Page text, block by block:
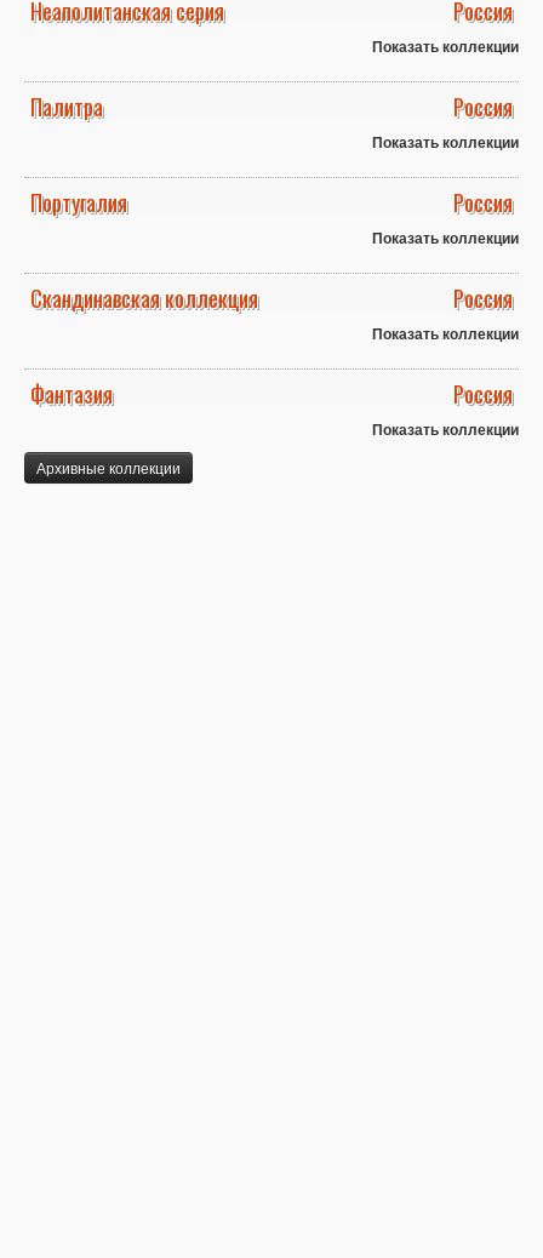
Неаполитанская серия Россия
Показать коллекции
Палитра Россия
Показать коллекции
Португалия Россия
Показать коллекции
Скандинавская коллекция Россия
Показать коллекции
Фантазия Россия
Показать коллекции
Архивные коллекции